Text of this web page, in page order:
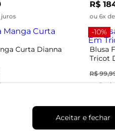
Aceitar e fechar
juros
R$
ou 6x
Curta Dianna
-10%
Blusa
Tricot
R$
ou 3x
Curta Oversized
Blusa